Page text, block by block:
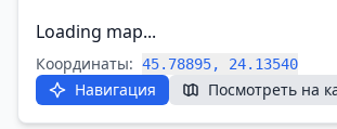
Loading map...
Координаты: 45.78895, 24.13540
Навигация Посмотреть на